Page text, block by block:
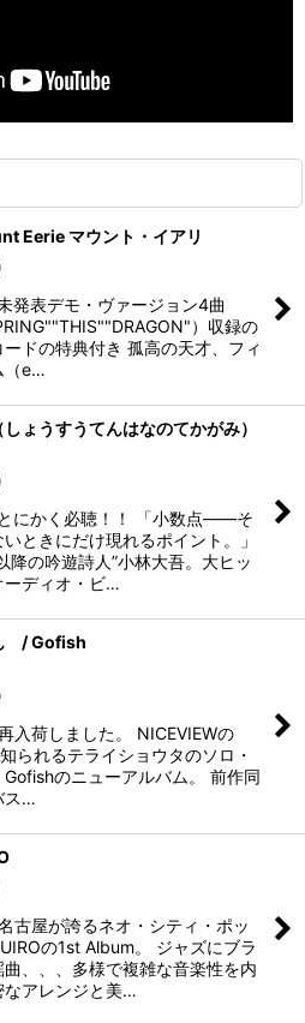
Eerie マウント・イアリ
発表デモ・ヴァージョン4曲
）収録の
ドの特典付き 孤高の天才、フィ
（e…
ょうすうてんはなのてかがみ）
にかく必聴！！ 「小数点——そ
ときにだけ現れるポイント。」
降の吟遊詩人”小林大吾。大ヒッ
ーディオ・ビ…
/ Gofish
入荷しました。 NICEVIEWの
られるテライショウタのソロ・
のニューアルバム。 前作同
ス…
古屋が誇るネオ・シティ・ポッ
の1st Album。 ジャズにブラ
、、、多様で複雑な音楽性を内
なアレンジと美…